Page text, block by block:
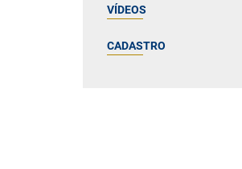
VÍDEOS
CADASTRO